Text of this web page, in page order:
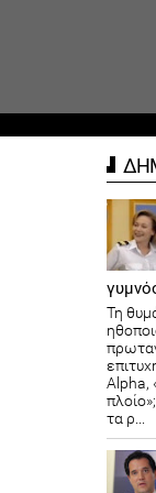
Τη
Alpha,
τα ρ...